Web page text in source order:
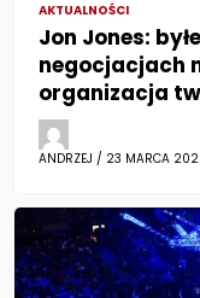
AKTUALNOŚCI
Jon Jones:
negocjacjach
organizacja
ANDRZEJ / 23 MARCA